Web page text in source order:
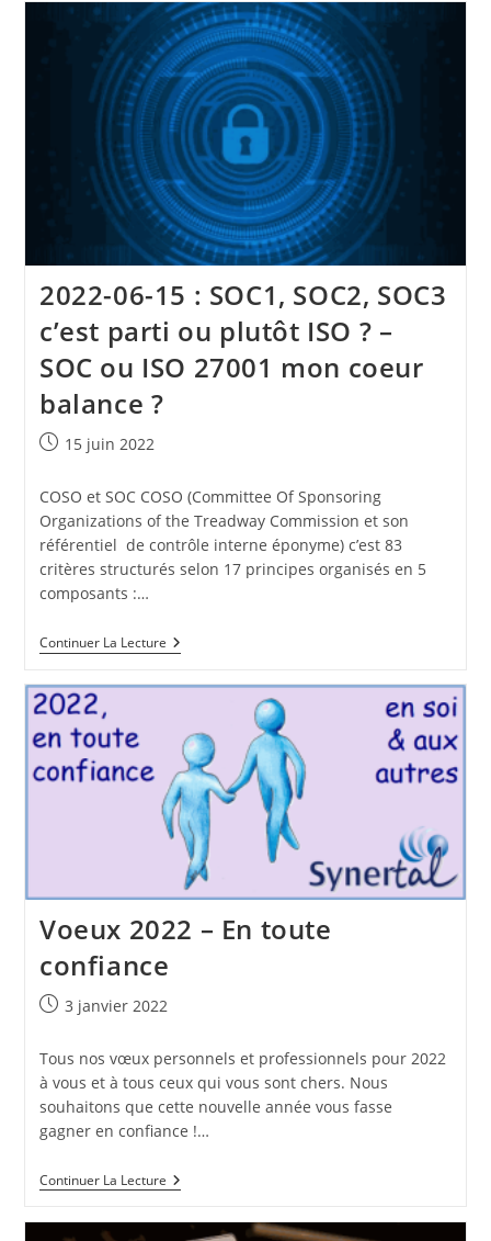
:
Au
Revoir
Mathieu
–
Nouvelles
Aventures
Mutuelles
2022-06-15 : SOC1, SOC2, SOC3
c’est parti ou plutôt ISO ? –
SOC ou ISO 27001 mon coeur
balance ?
Publication
15 juin 2022
COSO et SOC COSO (Committee Of Sponsoring
Organizations of the Treadway Commission et son
référentiel de contrôle interne éponyme) c’est 83
critères structurés selon 17 principes organisés en 5
composants :…
Continuer La Lecture2022-
06-
SOC2,
SOC3
C’est
Parti
Ou
Plutôt
ISO
SOC
Ou
ISO
27001
Mon
Coeur
?
Voeux 2022 – En toute
confiance
Publication
3 janvier 2022
Tous nos vœux personnels et professionnels pour 2022
à vous et à tous ceux qui vous sont chers. Nous
souhaitons que cette nouvelle année vous fasse
gagner en confiance !…
Continuer La LectureVoeux
2022